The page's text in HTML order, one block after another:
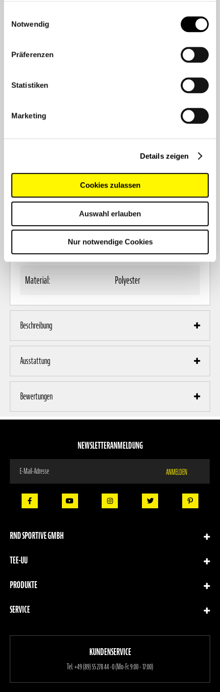
Notwendig
Präferenzen
Statistiken
Marketing
Details zeigen
Cookies zulassen
Auswahl erlauben
Nur notwendige Cookies
ca. 1.330 g
Abmessungen (B x H x T): 25 x 44 x 26 cm
Volumen: ca. 23 Liter
Material: Polyester
Beschreibung
Ausstattung
Bewertungen
NEWSLETTERANMELDUNG
sich
Newsletter
ANMELDEN
RND SPORTIVE GMBH
TEE-UU
PRODUKTE
SERVICE
KUNDENSERVICE
Tel.+49 (89) 55 278 44 -0 (Mo-Fr. 9:00 - 17:00)